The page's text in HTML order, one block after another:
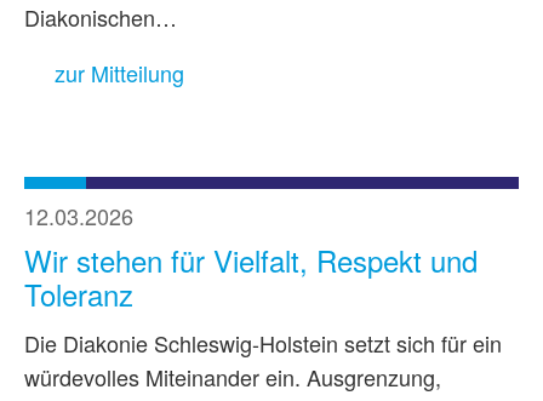
Diakonischen…
zur Mitteilung
12.03.2026
Wir stehen für Vielfalt, Respekt und
Toleranz
Die Diakonie Schleswig-Holstein setzt sich für ein
würdevolles Miteinander ein. Ausgrenzung,